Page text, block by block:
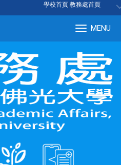
學校首頁 教務處首頁
MENU